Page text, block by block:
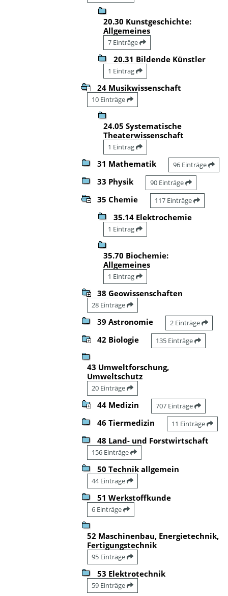
20.30 Kunstgeschichte:
Allgemeines
7 Einträge
20.31 Bildende Künstler
1 Eintrag
24 Musikwissenschaft
10 Einträge
24.05 Systematische
Theaterwissenschaft
1 Eintrag
31 Mathematik 96 Einträge
33 Physik 90 Einträge
35 Chemie 117 Einträge
35.14 Elektrochemie
1 Eintrag
35.70 Biochemie:
Allgemeines
1 Eintrag
38 Geowissenschaften
28 Einträge
39 Astronomie 2 Einträge
42 Biologie 135 Einträge
43 Umweltforschung,
Umweltschutz
20 Einträge
44 Medizin 707 Einträge
46 Tiermedizin 11 Einträge
48 Land- und Forstwirtschaft
156 Einträge
50 Technik allgemein
44 Einträge
51 Werkstoffkunde
6 Einträge
52 Maschinenbau, Energietechnik,
Fertigungstechnik
95 Einträge
53 Elektrotechnik
59 Einträge